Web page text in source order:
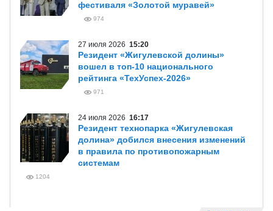
фестиваля «Золотой муравей»
974
27 июля 2026 15:20
Резидент «Жигулевской долины»
вошел в топ-10 национального
рейтинга «ТехУспех-2026»
971
24 июля 2026 16:17
Резидент технопарка «Жигулевская
долина» добился внесения изменений
в правила по противопожарным
системам
1204